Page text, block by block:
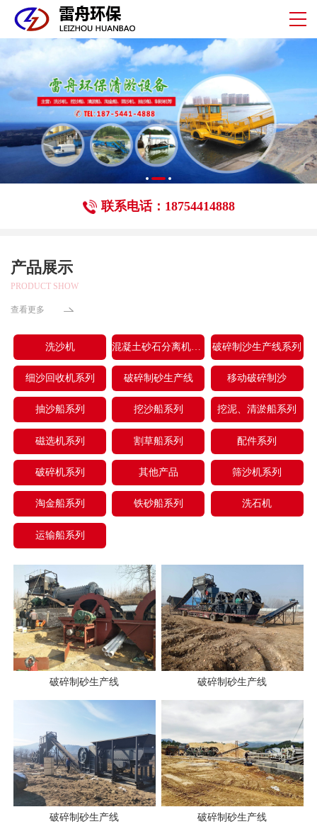
联系电话：18754414888
产品展示
PRODUCT SHOW
查看更多
洗沙机 破碎制沙生产线系列
细沙回收机系列 破碎制砂生产线 移动破碎制沙
抽沙船系列 挖沙船系列 挖泥、清淤船系列
磁选机系列 割草船系列 配件系列
破碎机系列 其他产品 筛沙机系列
淘金船系列 铁砂船系列 洗石机
运输船系列
破碎制砂生产线 破碎制砂生产线
破碎制砂生产线 破碎制砂生产线